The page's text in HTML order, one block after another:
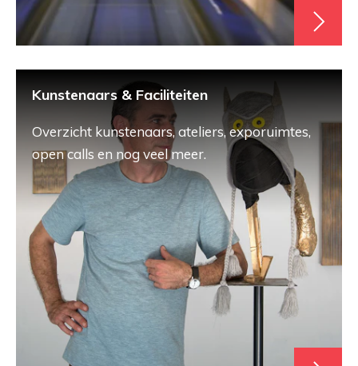
Kunstenaars & Faciliteiten
Overzicht kunstenaars, ateliers, exporuimtes,
open calls en nog veel meer.